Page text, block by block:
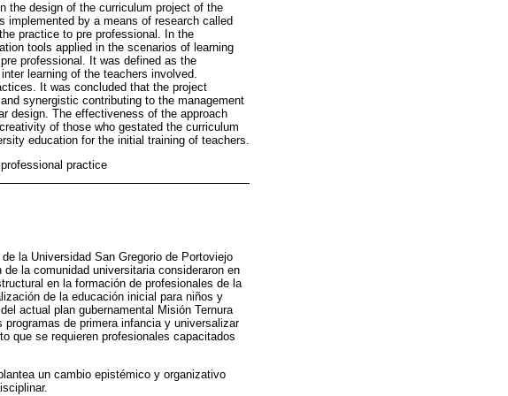
the design of the curriculum project of the
implemented by a means of research called
practice to pre professional. In the
tools applied in the scenarios of learning
professional. It was defined as the
learning of the teachers involved.
It was concluded that the project
synergistic contributing to the management
design. The effectiveness of the approach
of those who gestated the curriculum
education for the initial training of teachers.
practice
la Universidad San Gregorio de Portoviejo
la comunidad universitaria consideraron en
en la formación de profesionales de la
de la educación inicial para niños y
actual plan gubernamental Misión Ternura
de primera infancia y universalizar
que se requieren profesionales capacitados
un cambio epistémico y organizativo